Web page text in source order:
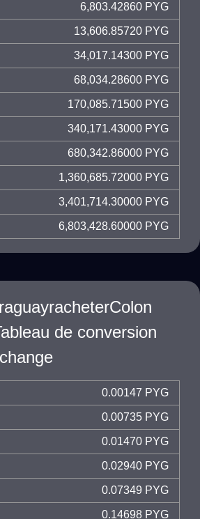
6,803.42860 PYG
13,606.85720 PYG
34,017.14300 PYG
68,034.28600 PYG
170,085.71500 PYG
340,171.43000 PYG
680,342.86000 PYG
1,360,685.72000 PYG
3,401,714.30000 PYG
6,803,428.60000 PYG
de conversion
0.00147 PYG
0.00735 PYG
0.01470 PYG
0.02940 PYG
0.07349 PYG
0.14698 PYG